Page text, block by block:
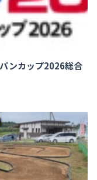
ンカップ2026総合